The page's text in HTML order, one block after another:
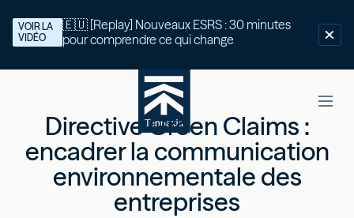
🇪🇺 [Replay] Nouveaux ESRS : 30 minutes
pour comprendre ce qui change
VOIR LA
VIDÉO
Directive Green Claims :
encadrer la communication
environnementale des
entreprises